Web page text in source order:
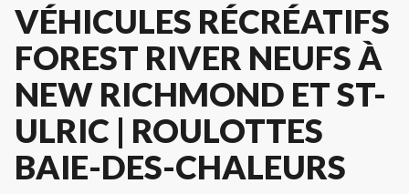
VÉHICULES RÉCRÉATIFS
FOREST RIVER NEUFS À
NEW RICHMOND ET ST-
ULRIC | ROULOTTES
BAIE-DES-CHALEURS